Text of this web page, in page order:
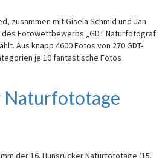
zusammen mit Gisela Schmid und Jan
Fotowettbewerbs „GDT Naturfotograf
Aus knapp 4600 Fotos von 270 GDT-
je 10 fantastische Fotos
Naturfototage
der 16. Hunsrücker Naturfototage (15.